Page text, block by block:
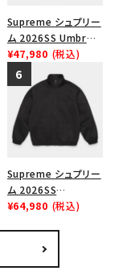
Supreme シュプリー
ム 2026SS Umbro
Rhinestone Track
Jacket アンブロ ラ
インストーン トラック
ジャケット ブラック
¥47,980 (税込)
Supreme シュプリー
ム 2026SS
Harrington
¥64,980 (税込)